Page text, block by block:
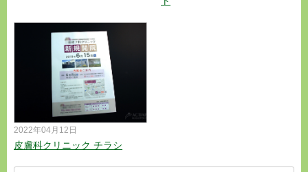
2022年04月12日
皮膚科クリニック チラシ